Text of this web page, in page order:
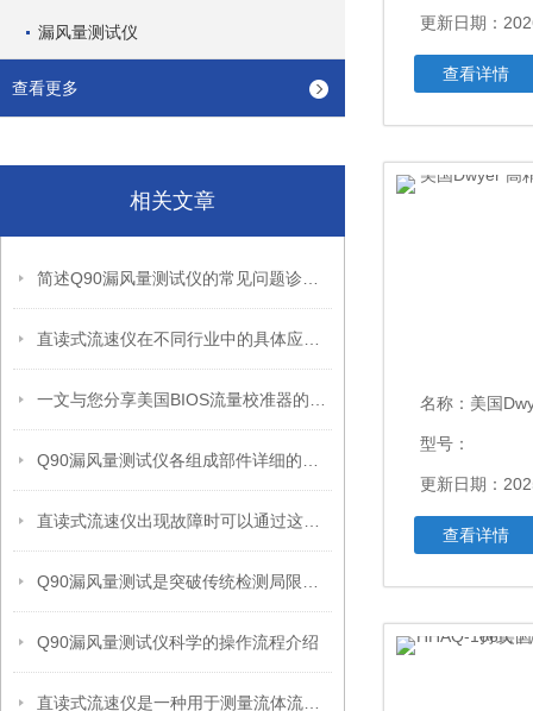
漏风量测试仪
查看更多
相关文章
Q90漏风量测试仪科学的操作流程介绍
更新日期：
查看详情
名称： 美国Dwyer
型号：
更新日期：
查看详情